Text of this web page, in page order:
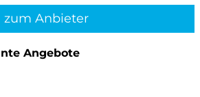
zum Anbieter
Angebote